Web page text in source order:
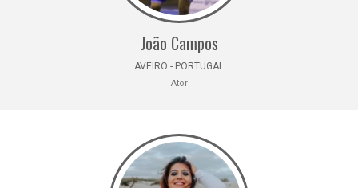
João Campos
AVEIRO - PORTUGAL
Ator